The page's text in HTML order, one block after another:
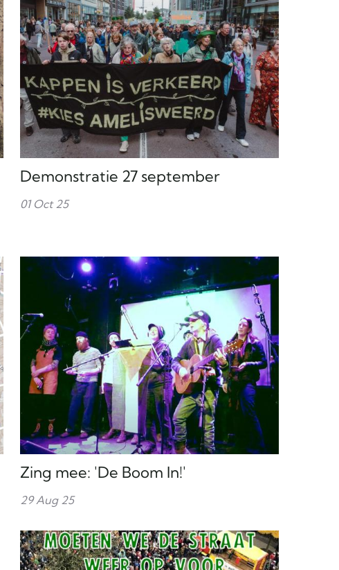
Demonstratie 27 september
01 Oct 25
Zing mee: 'De Boom In!'
29 Aug 25